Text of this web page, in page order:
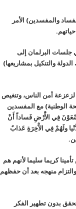
والمفسدين) الأمر
جلسات البرلمان إلى
والتنكيل بمشاريعها)
لزعزعة أمن الناس، وتنغيص
الوطنية) مع المفسدين
فِي الأَْرْضِ فَساداً أَنْ
ولَهُمْ فِي الآْخِرَةِ عَذابٌ
كريما سليما لأنهم هم
منهجه بعد أن حفظهم
بدون تطهير الفكر